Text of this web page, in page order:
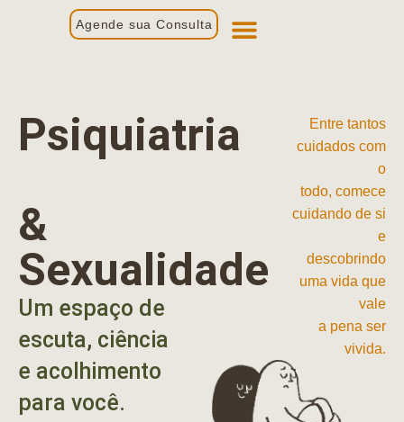
Agende sua Consulta
Psiquiatria
&
Sexualidade
Um espaço de
escuta, ciência
e acolhimento
para você.
Entre tantos
cuidados com
o
todo, comece
cuidando de si
e
descobrindo
uma vida que
vale
a pena ser
vivida.